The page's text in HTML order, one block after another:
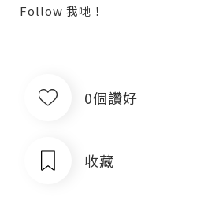
Follow 我哋 ！
0個讚好
收藏